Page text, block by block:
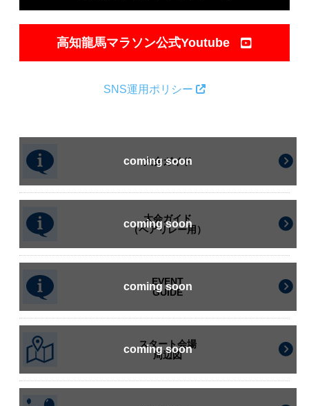
高知龍馬マラソン公式Youtube
SNS運用ポリシー
大会ガイド
大会ガイド
（ペアリレー用）
EVENT
GUIDE
スタート会場
周辺図